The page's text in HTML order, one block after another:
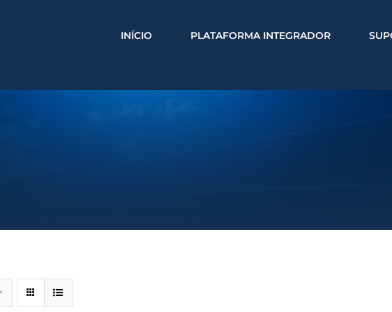
INÍCIO PLATAFORMA INTEGRADOR